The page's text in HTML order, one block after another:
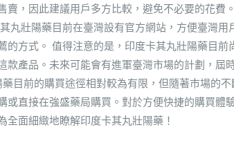
，因此建議用戶多方比較，避免不必要的花費
丸壯陽藥目前在臺灣設有官方網站，方便臺灣用
方式。 值得注意的是，印度卡其丸壯陽藥目前
產品。未來可能會有進軍臺灣市場的計劃，屆
目前的購買途徑相對較為有限，但隨著市場的
直接在強盛藥局購買。對於方便快捷的購買體
面細緻地瞭解印度卡其丸壯陽藥！